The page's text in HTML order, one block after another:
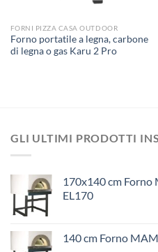
FORNI PIZZA CASA OUTDOOR
Forno portatile a legna, carbone
di legna o gas Karu 2 Pro
GLI ULTIMI PRODOTTI
170x140 cm Forno
EL170
140 cm Forno